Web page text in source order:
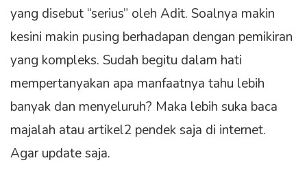
yang disebut “serius” oleh Adit. Soalnya makin
kesini makin pusing berhadapan dengan pemikiran
yang kompleks. Sudah begitu dalam hati
mempertanyakan apa manfaatnya tahu lebih
banyak dan menyeluruh? Maka lebih suka baca
majalah atau artikel2 pendek saja di internet.
Agar update saja.